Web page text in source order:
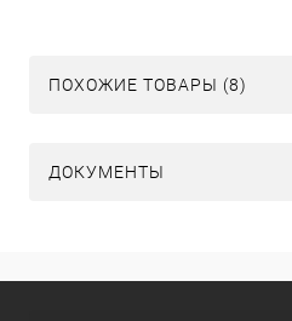
ПОХОЖИЕ ТОВАРЫ (8)
ДОКУМЕНТЫ